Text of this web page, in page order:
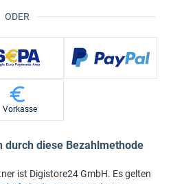
ODER
Vorkasse
durch diese Bezahlmethode
ist Digistore24 GmbH. Es gelten